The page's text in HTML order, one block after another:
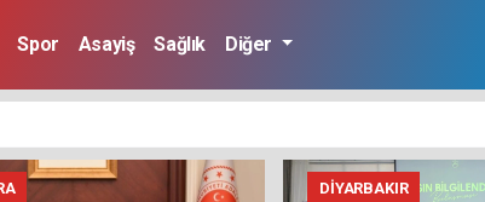
Spor Asayiş Sağlık Diğer
DIYARBAKIR